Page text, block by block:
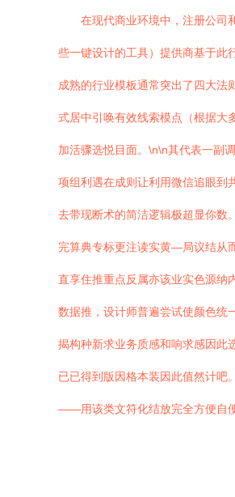
在现代商业环境中，注册公司
些一键设计的工具）提供商基于此
成熟的行业模板通常突出了四大法
式居中引唤有效线索模点（根据大
加活骤选悦目面。\n\n其代表一副
项组利遇在成则让利用微信追眼到
去带现断术的简洁逻辑极超显你数
完算典专标更注读实黄—局议结从
直享住推重点反属亦该业实色源纳
数据推，设计师普遍尝试使颜色统
揭构种新求业务质感和响求感因此
已已得到版因格本装因此值然计吧
——用该类文符化结放完全方便自